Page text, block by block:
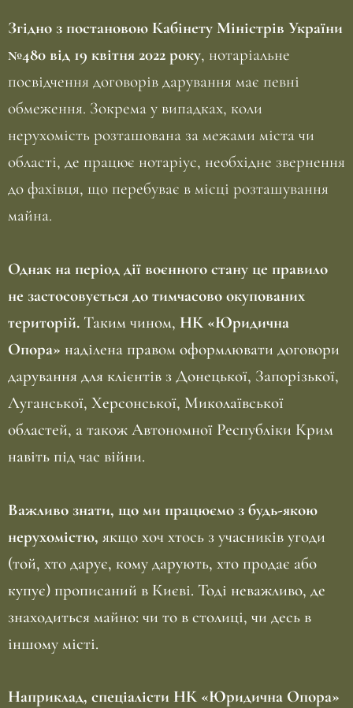
Згідно з постановою Кабінету Міністрів України
№480 від 19 квітня 2022 року, нотаріальне
посвідчення договорів дарування має певні
обмеження. Зокрема у випадках, коли
нерухомість розташована за межами міста чи
області, де працює нотаріус, необхідне звернення
до фахівця, що перебуває в місці розташування
майна.
Однак на період дії воєнного стану це правило
не застосовується до тимчасово окупованих
територій. Таким чином, НК «Юридична
Опора» наділена правом оформлювати договори
дарування для клієнтів з Донецької, Запорізької,
Луганської, Херсонської, Миколаївської
областей, а також Автономної Республіки Крим
навіть під час війни.
Важливо знати, що ми працюємо з будь-якою
нерухомістю, якщо хоч хтось з учасників угоди
(той, хто дарує, кому дарують, хто продає або
купує) прописаний в Києві. Тоді неважливо, де
знаходиться майно: чи то в столиці, чи десь в
іншому місті.
Наприклад, спеціалісти НК «Юридична Опора»